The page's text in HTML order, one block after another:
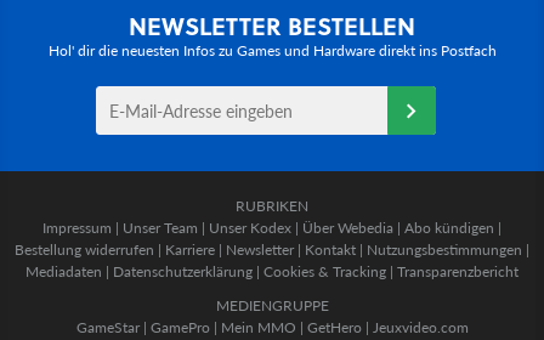
NEWSLETTER BESTELLEN
Hol' dir die neuesten Infos zu Games und Hardware direkt ins Postfach
RUBRIKEN
Impressum | Unser Team | Unser Kodex | Über Webedia | Abo kündigen |
Bestellung widerrufen | Karriere | Newsletter | Kontakt | Nutzungsbestimmungen |
Mediadaten | Datenschutzerklärung | Cookies & Tracking | Transparenzbericht
MEDIENGRUPPE
GameStar| GamePro | Mein MMO | GetHero | Jeuxvideo.com